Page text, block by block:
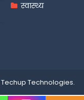
स्वास्थ्य
Techup Technologies.